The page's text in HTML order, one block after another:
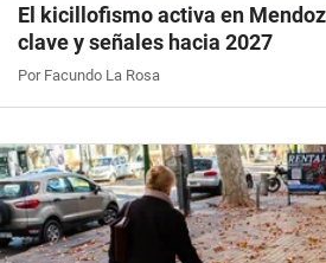
El kicillofismo activa en
clave y señales hacia 2027
Por Facundo La Rosa